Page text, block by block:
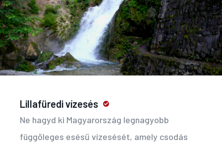
Lillafüredi vízesés
Ne hagyd ki Magyarország legnagyobb
függőleges esésű vízesését, amely csodás